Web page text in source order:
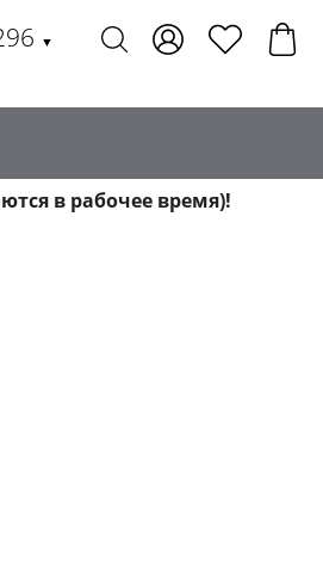
▼
в рабочее время)!